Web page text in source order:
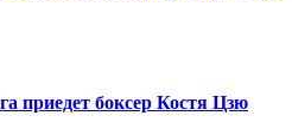
приедет боксер Костя Цзю‍